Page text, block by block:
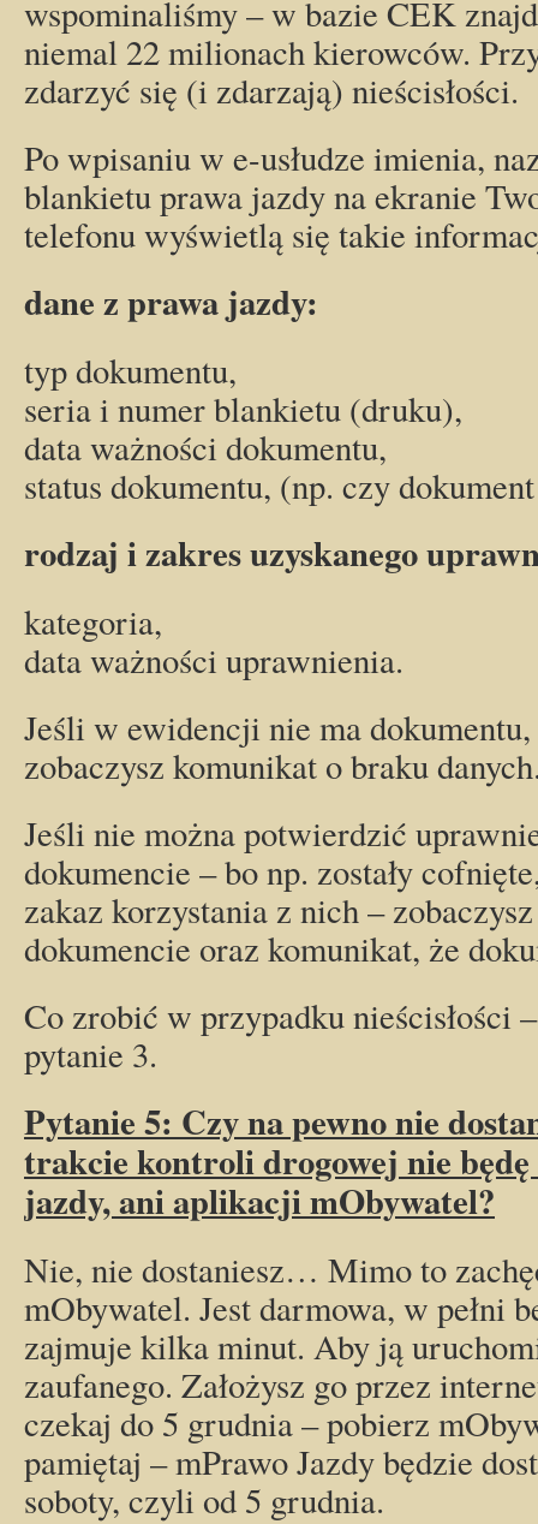
wspominaliśmy – w bazie CEK
niemal 22 milionach kierowców.
zdarzyć się (i zdarzają) nieścisłości.
Po wpisaniu w e-usłudze imienia,
blankietu prawa jazdy na ekranie
telefonu wyświetlą się takie
dane z prawa jazdy:
typ dokumentu,
seria i numer blankietu (druku),
data ważności dokumentu,
status dokumentu, (np. czy
rodzaj i zakres uzyskanego
kategoria,
data ważności uprawnienia.
Jeśli w ewidencji nie ma
zobaczysz komunikat o braku
Jeśli nie można potwierdzić
dokumencie – bo np. zostały
zakaz korzystania z nich –
dokumencie oraz komunikat, że
Co zrobić w przypadku nieścisłości
pytanie 3.
Pytanie 5: Czy na pewno nie
trakcie kontroli drogowej nie będę
jazdy, ani aplikacji mObywatel?
Nie, nie dostaniesz… Mimo to
mObywatel. Jest darmowa, w pełni
zajmuje kilka minut. Aby ją
zaufanego. Założysz go przez
czekaj do 5 grudnia – pobierz
pamiętaj – mPrawo Jazdy będzie
soboty, czyli od 5 grudnia.